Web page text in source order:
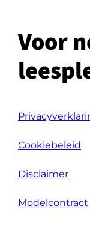
Voor
Cookiebeleid
Disclaimer
Modelcontract